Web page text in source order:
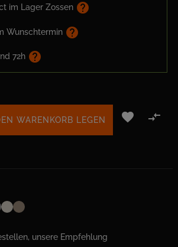
im Lager Zossen help
Wunschtermin help
72h help
WARENKORB LEGEN  
unsere Empfehlung